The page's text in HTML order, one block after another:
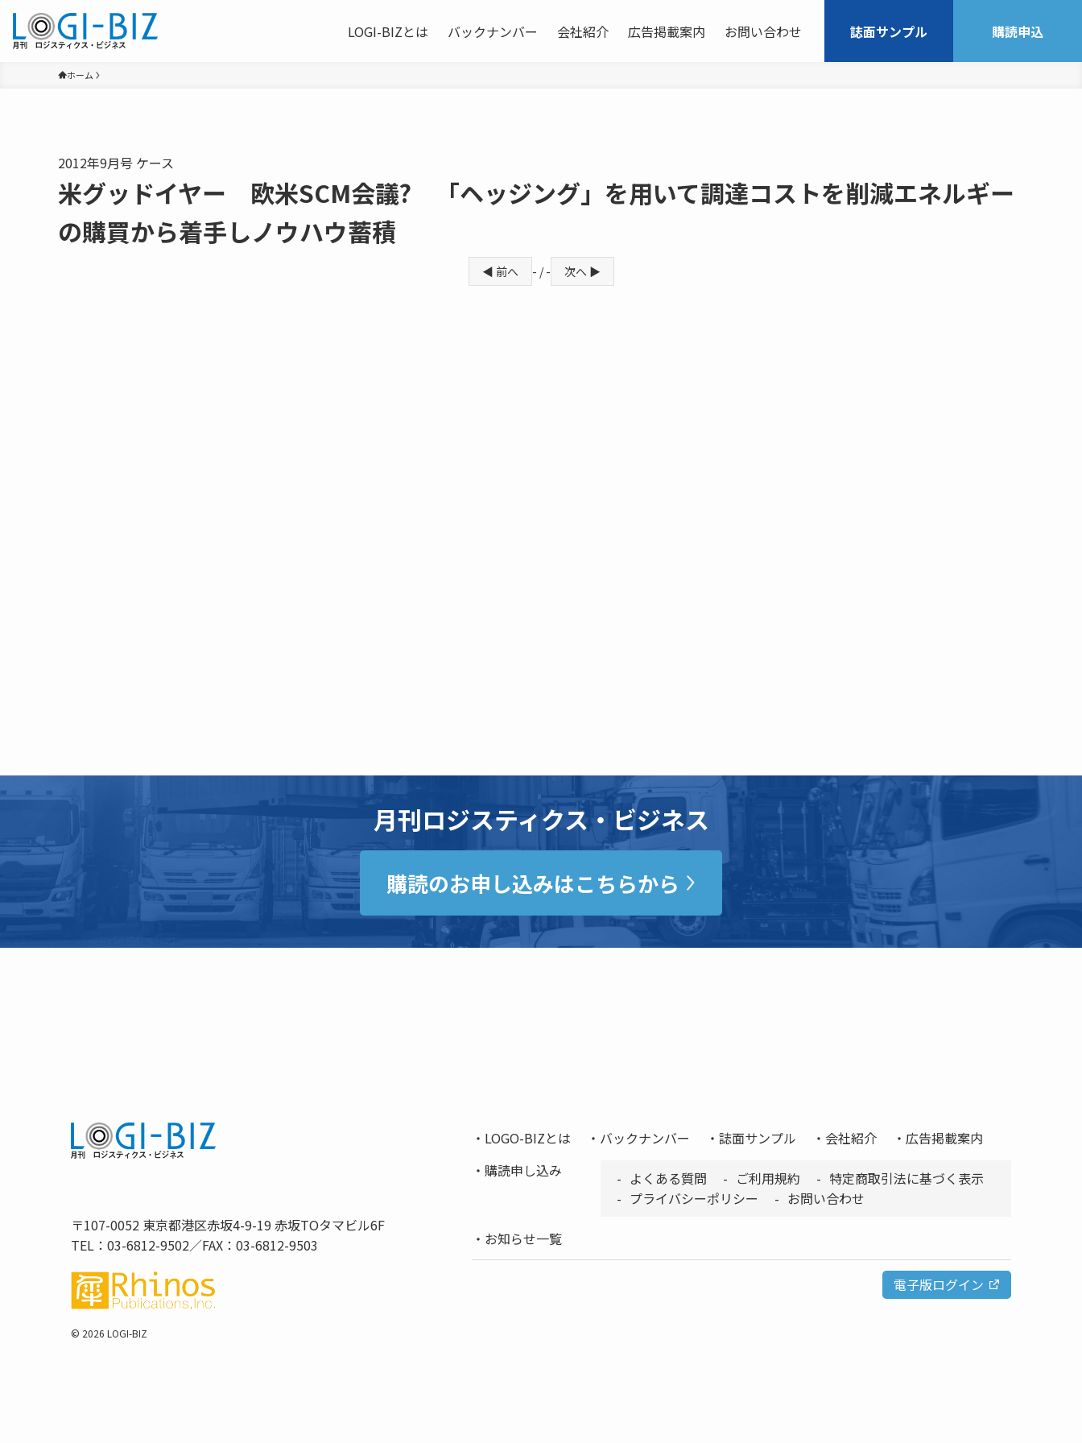
LOGI-BIZとは バックナンバー 会社紹介 広告掲載案内 お問い合わせ 誌面サンプル 購読申込
ホーム
2012年9月号 ケース
米グッドイヤー 欧米SCM会議? 「ヘッジング」を用いて調達コストを削減エネルギー
の購買から着手しノウハウ蓄積
◀ 前へ - / - 次へ ▶
月刊ロジスティクス・ビジネス
購読のお申し込みはこちらから
〒107-0052 東京都港区赤坂4-9-19 赤坂TOタマビル6F
TEL：03-6812-9502／FAX：03-6812-9503
© 2026 LOGI-BIZ
LOGO-BIZとは バックナンバー 誌面サンプル 会社紹介
広告掲載案内
購読申し込み
よくある質問 ご利用規約
特定商取引法に基づく表示
プライバシーポリシー
お問い合わせ
お知らせ一覧
電子版ログイン